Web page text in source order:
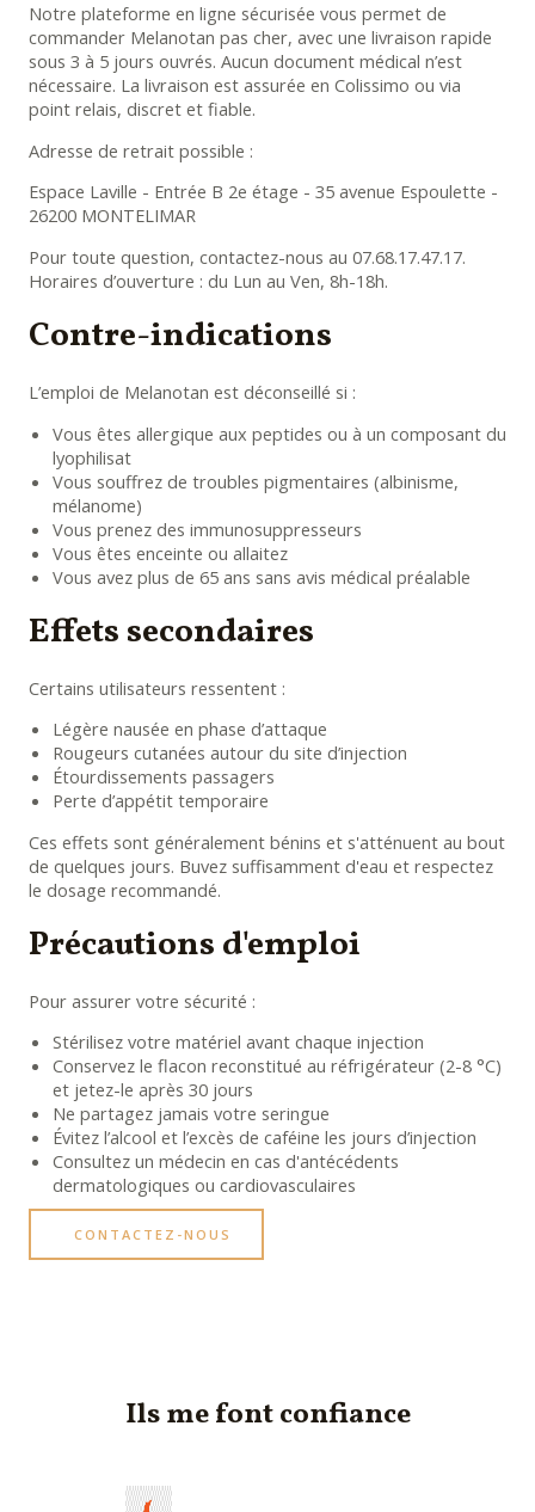
Notre plateforme en ligne sécurisée vous permet de
commander Melanotan pas cher, avec une livraison rapide
sous 3 à 5 jours ouvrés. Aucun document médical n’est
nécessaire. La livraison est assurée en Colissimo ou via
point relais, discret et fiable.
Adresse de retrait possible :
Espace Laville - Entrée B 2e étage - 35 avenue Espoulette -
26200 MONTELIMAR
Pour toute question, contactez-nous au 07.68.17.47.17.
Horaires d’ouverture : du Lun au Ven, 8h-18h.
Contre-indications
L’emploi de Melanotan est déconseillé si :
Vous êtes allergique aux peptides ou à un composant du
lyophilisat
Vous souffrez de troubles pigmentaires (albinisme,
mélanome)
Vous prenez des immunosuppresseurs
Vous êtes enceinte ou allaitez
Vous avez plus de 65 ans sans avis médical préalable
Effets secondaires
Certains utilisateurs ressentent :
Légère nausée en phase d’attaque
Rougeurs cutanées autour du site d’injection
Étourdissements passagers
Perte d’appétit temporaire
Ces effets sont généralement bénins et s'atténuent au bout
de quelques jours. Buvez suffisamment d'eau et respectez
le dosage recommandé.
Précautions d'emploi
Pour assurer votre sécurité :
Stérilisez votre matériel avant chaque injection
Conservez le flacon reconstitué au réfrigérateur (2-8 °C)
et jetez-le après 30 jours
Ne partagez jamais votre seringue
Évitez l’alcool et l’excès de caféine les jours d’injection
Consultez un médecin en cas d'antécédents
dermatologiques ou cardiovasculaires
CONTACTEZ-NOUS
Ils me font confiance